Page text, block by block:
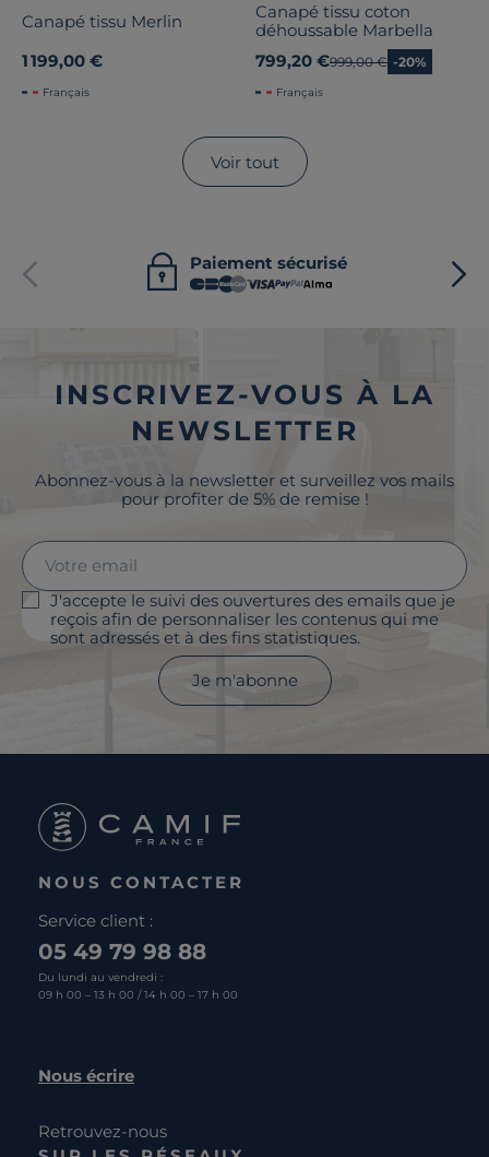
Canapé tissu Merlin
1 199,00 €
Français
Canapé tissu coton
déhoussable Marbella
799,20 €Ancien prix
999,00 € -20%
Français
Voir tout
Paiement sécurisé
INSCRIVEZ-VOUS À LA
NEWSLETTER
Abonnez-vous à la newsletter et surveillez vos mails
pour profiter de 5% de remise !
J'accepte le suivi des ouvertures des emails que je
reçois afin de personnaliser les contenus qui me
sont adressés et à des fins statistiques.
Je m'abonne
NOUS CONTACTER
Service client :
05 49 79 98 88
Du lundi au vendredi :
09 h 00 – 13 h 00 / 14 h 00 – 17 h 00
Nous écrire
Retrouvez-nous